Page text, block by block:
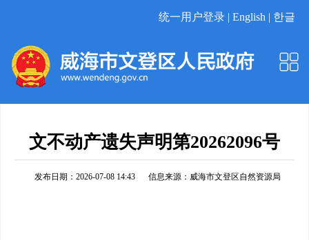
统一用户登录 | English | 한글
文不动产遗失声明第20262096号
发布日期：2026-07-08 14:43 信息来源： 威海市文登区自然资源局